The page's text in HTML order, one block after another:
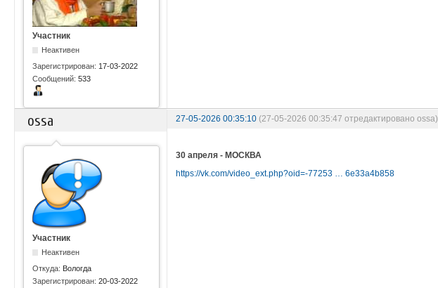
Участник
Неактивен
Зарегистрирован: 17-03-2022
Сообщений:533
ossa 27-05-2026 00:35:10 (27-05-2026 00:35:47 отредактировано ossa)
Участник
Неактивен
Откуда: Вологда
Зарегистрирован:20-03-2022
30 апреля - МОСКВА
https://vk.com/video_ext.php?oid=-77253 … 6e33a4b858